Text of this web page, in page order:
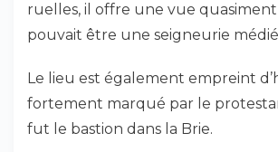
ruelles, il offre une vue
pouvait être une seigneurie
Le lieu est également empreint
fortement marqué par le
fut le bastion dans la Brie.